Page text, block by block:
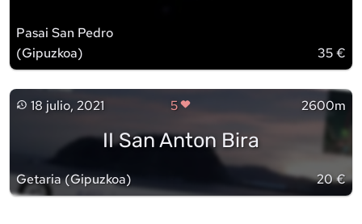
Pasai San Pedro
(Gipuzkoa) 35 €
18 julio, 2021 5 2600m
II San Anton Bira
Getaria(Gipuzkoa) 20 €